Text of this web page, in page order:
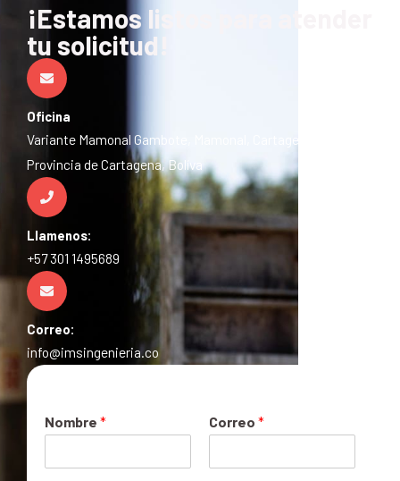
¡Estamos listos para atender
tu solicitud!
Oficina
Variante Mamonal Gambote, Mamonal, Cartagena de Indias,
Provincia de Cartagena, Bolíva
Llamenos:
+57 301 1495689
Correo:
info@imsingenieria.co
Nombre * Correo *